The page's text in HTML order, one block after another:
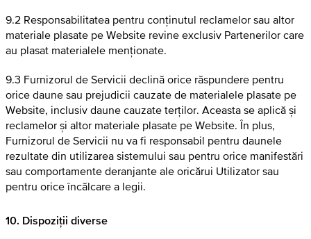
9.2 Responsabilitatea pentru conținutul reclamelor sau altor
materiale plasate pe Website revine exclusiv Partenerilor care
au plasat materialele menționate.
9.3 Furnizorul de Servicii declină orice răspundere pentru
orice daune sau prejudicii cauzate de materialele plasate pe
Website, inclusiv daune cauzate terților. Aceasta se aplică și
reclamelor și altor materiale plasate pe Website. În plus,
Furnizorul de Servicii nu va fi responsabil pentru daunele
rezultate din utilizarea sistemului sau pentru orice manifestări
sau comportamente deranjante ale oricărui Utilizator sau
pentru orice încălcare a legii.
10. Dispoziții diverse